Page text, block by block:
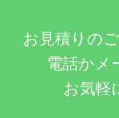
お見積りの
電話かメ
お気軽